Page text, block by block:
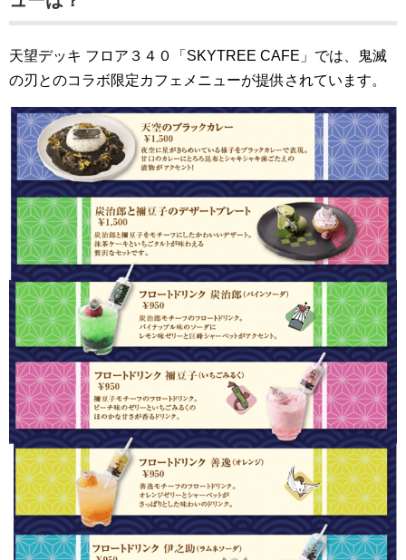
天望デッキ フロア３４０「SKYTREE CAFE」では、鬼滅
の刃とのコラボ限定カフェメニューが提供されています。